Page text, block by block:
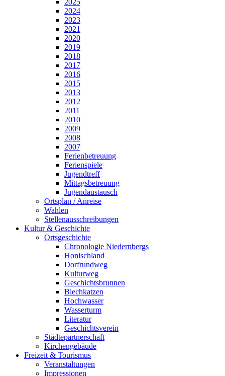
2025
2024
2023
2021
2020
2019
2018
2017
2016
2015
2013
2012
2011
2010
2009
2008
2007
Ferienbetreuung
Ferienspiele
Jugendtreff
Mittagsbetreuung
Jugendaustausch
Ortsplan / Anreise
Wahlen
Stellenausschreibungen
Kultur & Geschichte
Ortsgeschichte
Chronologie Niedernbergs
Honischland
Dorfrundweg
Kulturweg
Geschichtsbrunnen
Blechkatzen
Hochwasser
Wasserturm
Literatur
Geschichtsverein
Städtepartnerschaft
Kirchengebäude
Freizeit & Tourismus
Veranstaltungen
Impressionen